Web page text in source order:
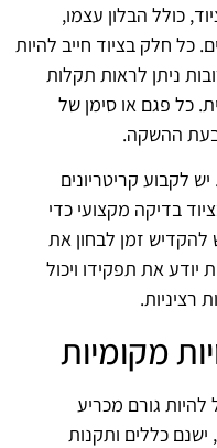
כולל הבלון עצמו,
כל חלק בציוד חייב להיות
ניתן לראות תקלות
כל פגם או סימן של
בעת ההשקה.
לקבוע קריטריונים
בדיקה מקצועי כדי
זמן לבחון את
יודע את תפקידו ויכול
רציניות.
מקומיות
להיות גורם מכריע
כללים ותקנות